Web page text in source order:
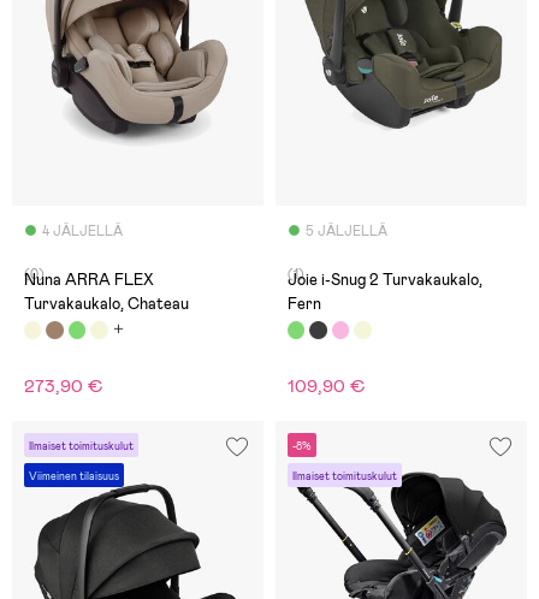
4 JÄLJELLÄ
(0)
Nuna ARRA FLEX
Turvakaukalo, Chateau
273,90 €
5 JÄLJELLÄ
(1)
Joie i-Snug 2 Turvakaukalo,
Fern
109,90 €
Ilmaiset toimituskulut
Viimeinen tilaisuus
-8%
Ilmaiset toimituskulut